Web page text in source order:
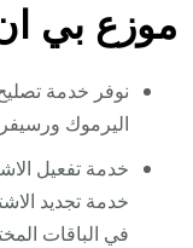
موزع بي
نوفر خدمة
اليرموك
خدمة تفعيل
خدمة تجديد